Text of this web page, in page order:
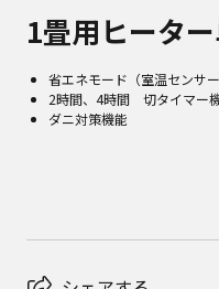
1畳用ヒータ
省エネモード（室温センサー
2時間、4時間 切タイマー
ダニ対策機能